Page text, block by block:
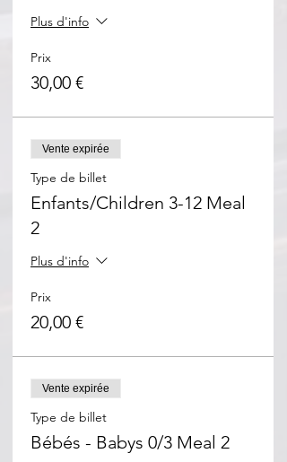
Plus d'info
Prix
30,00 €
Vente expirée
Type de billet
Enfants/Children 3-12 Meal
2
Plus d'info
Prix
20,00 €
Vente expirée
Type de billet
Bébés - Babys 0/3 Meal 2